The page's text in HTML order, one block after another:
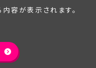
容が表示されます。